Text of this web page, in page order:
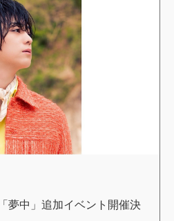
夢中」追加イベント開催決